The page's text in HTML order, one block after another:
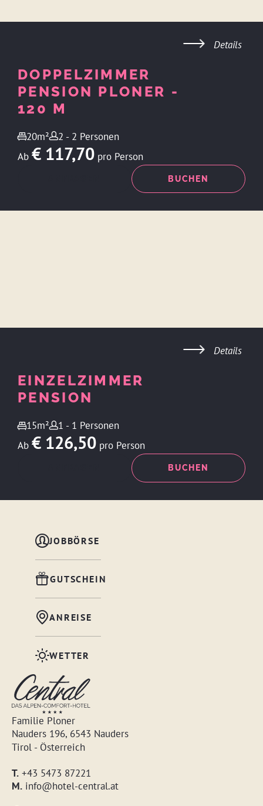
DOPPELZIMMER
PENSION PLONER -
120 M
20m²
2 - 2 Personen
Ab € 117,70 pro Person
BUCHEN
Details
EINZELZIMMER
PENSION
15m²
1 - 1 Personen
Ab € 126,50 pro Person
BUCHEN
Details
Familie Ploner
Nauders 196, 6543 Nauders
Tirol - Österreich
T. +43 5473 87221
M. info@hotel-central.at
JOBBÖRSE
GUTSCHEIN
ANREISE
WETTER